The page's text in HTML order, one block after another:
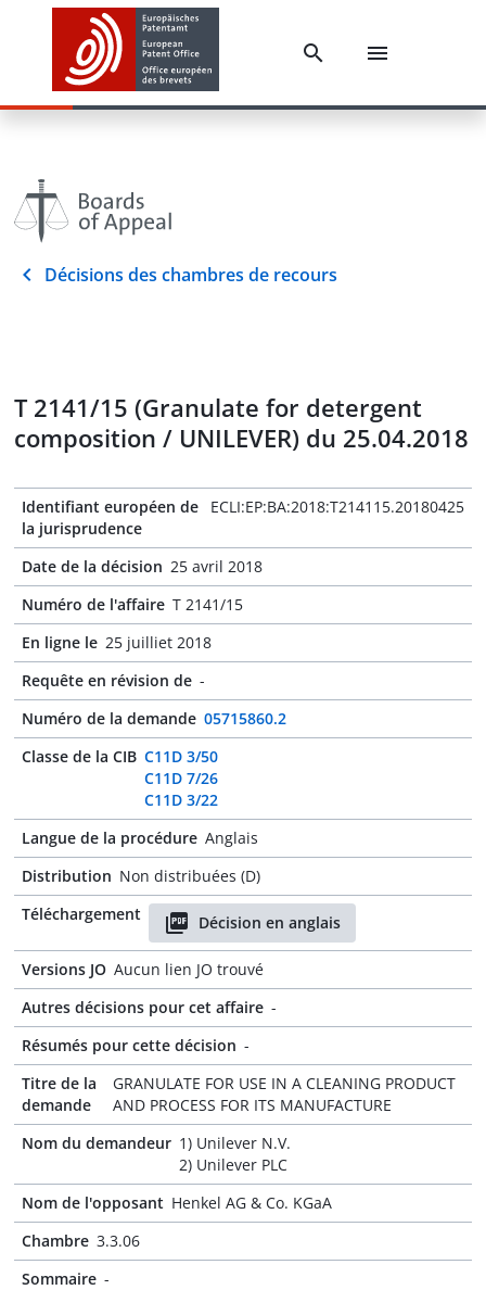
Décisions des chambres de recours
T 2141/15 (Granulate for detergent
composition / UNILEVER) du 25.04.2018
Identifiant européen de
la jurisprudence
ECLI:EP:BA:2018:T214115.20180425
Date de la décision 25 avril 2018
Numéro de l'affaire T 2141/15
En ligne le 25 juilliet 2018
Requête en révision de -
Numéro de la demande 05715860.2
Classe de la CIB C11D 3/50
C11D 7/26
C11D 3/22
Langue de la procédure Anglais
Distribution Non distribuées (D)
Téléchargement
Décision en anglais
Versions JO Aucun lien JO trouvé
Autres décisions pour cet affaire -
Résumés pour cette décision -
Titre de la
demande
GRANULATE FOR USE IN A CLEANING PRODUCT
AND PROCESS FOR ITS MANUFACTURE
Nom du demandeur 1) Unilever N.V.
2) Unilever PLC
Nom de l'opposant Henkel AG & Co. KGaA
Chambre 3.3.06
Sommaire -